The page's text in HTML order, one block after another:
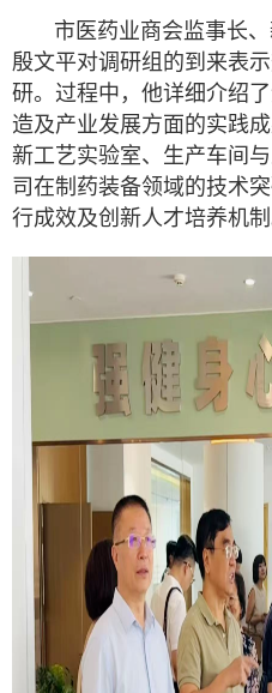
市医药业商会监事长、
殷文平对调研组的到来表
研。过程中，他详细介绍
造及产业发展方面的实践
新工艺实验室、生产车间
司在制药装备领域的技术
行成效及创新人才培养机制